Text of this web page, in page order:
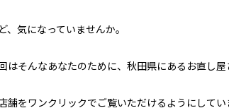
、気になっていませんか。
はそんなあなたのために、秋田県にあるお直し屋
舗をワンクリックでご覧いただけるようにして